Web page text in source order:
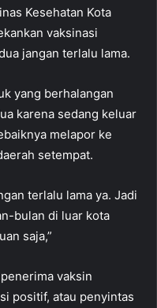
Kesehatan Kota
vaksinasi
jangan terlalu lama.
yang berhalangan
karena sedang keluar
melapor ke
setempat.
terlalu lama ya. Jadi
bulan di luar kota
saja,”
vaksin
positif, atau penyintas